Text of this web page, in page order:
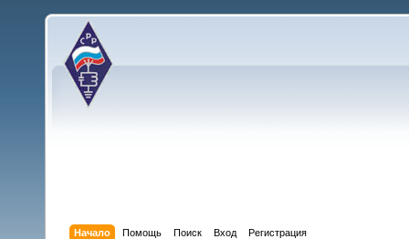
Начало Помощь Поиск Вход Регистрация